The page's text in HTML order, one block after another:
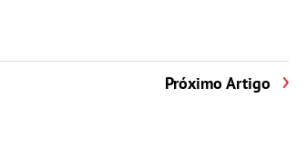
Próximo Artigo